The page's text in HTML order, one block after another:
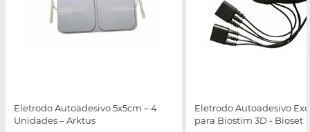
Eletrodo Autoadesivo 5x5cm – 4
Unidades – Arktus
Eletrodo Autoadesivo
para Biostim 3D - Bioset